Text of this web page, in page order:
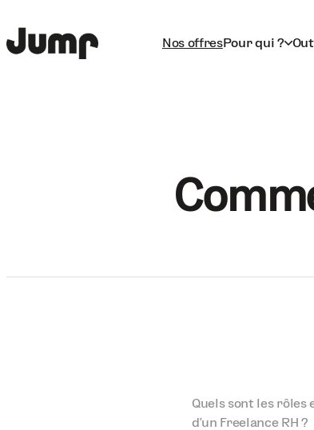
Nos offresPour qui ?
Quels sont les rôles
d'un Freelance RH ?